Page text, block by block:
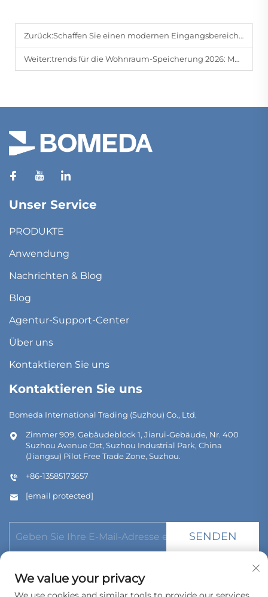
Zurück:Schaffen Sie einen modernen Eingangsbereich: Die Lösung mit der schwebenden Regal-Konsole
Weiter:trends für die Wohnraum-Speicherung 2026: MDF + minimalistische schwebende Regale | Exklusiv von Bomeda
Unser Service
PRODUKTE
Anwendung
Nachrichten & Blog
Blog
Agentur-Support-Center
Über uns
Kontaktieren Sie uns
Kontaktieren Sie uns
Bomeda International Trading (Suzhou) Co., Ltd.
Zimmer 909, Gebäudeblock 1, Jiarui-Gebäude, Nr. 400
Suzhou Avenue Ost, Suzhou Industrial Park, China
(Jiangsu) Pilot Free Trade Zone, Suzhou.
+86-13585173657
[email protected]
SENDEN
We value your privacy